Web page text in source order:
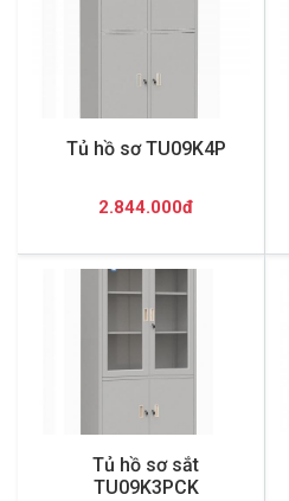
Tủ hồ sơ TU09K4P
2.844.000đ
Tủ hồ sơ sắt
TU09K3PCK